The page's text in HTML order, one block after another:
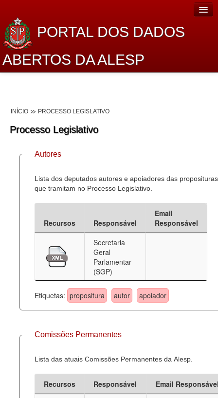
PORTAL DOS DADOS
ABERTOS DA ALESP
Lei de Acesso à Informação
Dados Governamentais Abertos
Planejamento
Catálogo de dados
Deputados Estaduais
Administração
Agenda
Perguntas frequentes
Contato
INÍCIO PROCESSO LEGISLATIVO
Processo Legislativo
Autores
Lista dos deputados autores e apoiadores das proposituras
que tramitam no Processo Legislativo.
Recursos Responsável
Email
Responsável
Secretaria
Geral
Parlamentar
(SGP)
Etiquetas: propositura autor apoiador
Comissões Permanentes
Lista das atuais Comissões Permanentes da Alesp.
Recursos Responsável
Email